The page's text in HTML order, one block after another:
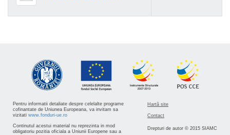
Pentru informatii detaliate despre celelalte programe
cofinantate de Uniunea Europeana, va invitam sa
vizitati www.fonduri-ue.ro
Continutul acestui material nu reprezinta in mod
obligatoriu pozitia oficiala a Uniunii Europene sau a
Hartă site
Contact
Drepturi de autor © 2015 SIAMC